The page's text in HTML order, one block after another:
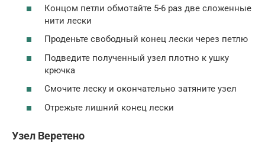
Концом петли обмотайте 5-6 раз две сложенные
нити лески
Проденьте свободный конец лески через петлю
Подведите полученный узел плотно к ушку
крючка
Смочите леску и окончательно затяните узел
Отрежьте лишний конец лески
Узел Веретено